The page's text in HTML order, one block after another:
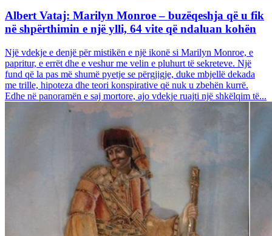
Albert Vataj: Marilyn Monroe – buzëqeshja që u fik
në shpërthimin e një ylli, 64 vite që ndaluan kohën
Një vdekje e denjë për mistikën e një ikonë si Marilyn Monroe, e
papritur, e errët dhe e veshur me velin e pluhurt të sekreteve. Një
fund që la pas më shumë pyetje se përgjigje, duke mbjellë dekada
me trille, hipoteza dhe teori konspirative që nuk u zbehën kurrë.
Edhe në panoramën e saj mortore, ajo vdekje ruajti një shkëlqim të...